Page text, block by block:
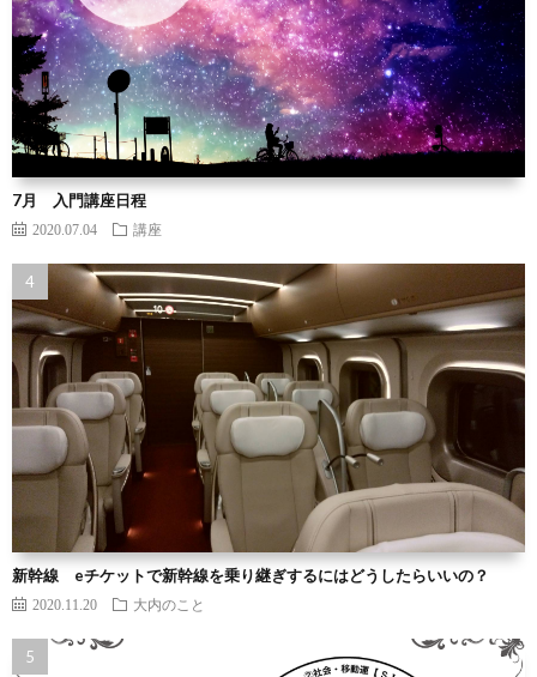
7月 入門講座日程
2020.07.04 講座
新幹線 eチケットで新幹線を乗り継ぎするにはどうしたらいいの？
2020.11.20 大内のこと